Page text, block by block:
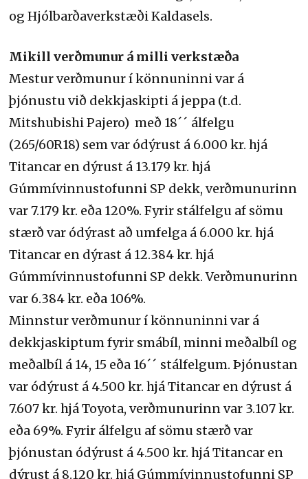
og Hjólbarðaverkstæði Kaldasels.
Mikill verðmunur á milli verkstæða
Mestur verðmunur í könnuninni var á
þjónustu við dekkjaskipti á jeppa (t.d.
Mitshubishi Pajero) með 18´´ álfelgu
(265/60R18) sem var ódýrust á 6.000 kr. hjá
Titancar en dýrust á 13.179 kr. hjá
Gúmmívinnustofunni SP dekk, verðmunurinn
var 7.179 kr. eða 120%. Fyrir stálfelgu af sömu
stærð var ódýrast að umfelga á 6.000 kr. hjá
Titancar en dýrast á 12.384 kr. hjá
Gúmmívinnustofunni SP dekk. Verðmunurinn
var 6.384 kr. eða 106%.
Minnstur verðmunur í könnuninni var á
dekkjaskiptum fyrir smábíl, minni meðalbíl og
meðalbíl á 14, 15 eða 16´´ stálfelgum. Þjónustan
var ódýrust á 4.500 kr. hjá Titancar en dýrust á
7.607 kr. hjá Toyota, verðmunurinn var 3.107 kr.
eða 69%. Fyrir álfelgu af sömu stærð var
þjónustan ódýrust á 4.500 kr. hjá Titancar en
dýrust á 8.120 kr. hjá Gúmmívinnustofunni SP